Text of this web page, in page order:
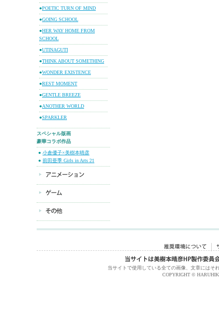
●POETIC TURN OF MIND
●GOING SCHOOL
●HER WAY HOME FROM
SCHOOL
●UTINAGUTI
●THINK ABOUT SOMETHING
●WONDER EXISTENCE
●REST MOMENT
●GENTLE BREEZE
●ANOTHER WORLD
●SPARKLER
スペシャル版画
豪華コラボ作品
● 小倉優子×美樹本晴彦
● 前田亜季 Girls in Arts 21
当サイトで使用している全ての画像、文章にはそ
COPYRIGHT ©